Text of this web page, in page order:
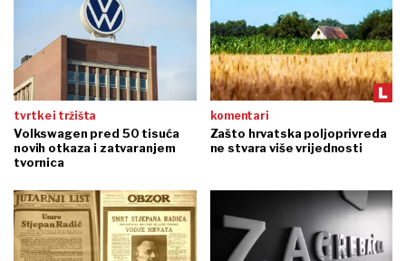
tvrtke i tržišta
Volkswagen pred 50 tisuća
novih otkaza i zatvaranjem
tvornica
komentari
Zašto hrvatska poljoprivreda
ne stvara više vrijednosti